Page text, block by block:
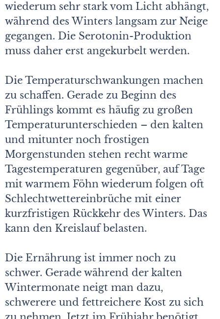
wiederum sehr stark vom Licht abhängt,
während des Winters langsam zur Neige
gegangen. Die Serotonin-Produktion
muss daher erst angekurbelt werden.
Die Temperaturschwankungen machen
zu schaffen. Gerade zu Beginn des
Frühlings kommt es häufig zu großen
Temperaturunterschieden – den kalten
und mitunter noch frostigen
Morgenstunden stehen recht warme
Tagestemperaturen gegenüber, auf Tage
mit warmem Föhn wiederum folgen oft
Schlechtwettereinbrüche mit einer
kurzfristigen Rückkehr des Winters. Das
kann den Kreislauf belasten.
Die Ernährung ist immer noch zu
schwer. Gerade während der kalten
Wintermonate neigt man dazu,
schwerere und fettreichere Kost zu sich